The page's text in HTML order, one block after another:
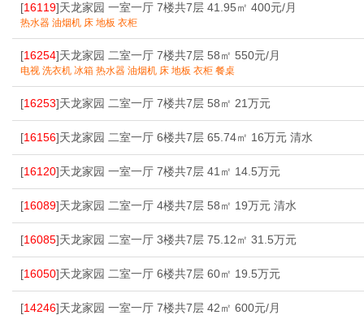
[16119]天龙家园 一室一厅 7楼共7层 41.95㎡ 400元/月
热水器 油烟机 床 地板 衣柜
[16254]天龙家园 二室一厅 7楼共7层 58㎡ 550元/月
电视 洗衣机 冰箱 热水器 油烟机 床 地板 衣柜 餐桌
[16253]天龙家园 二室一厅 7楼共7层 58㎡ 21万元
[16156]天龙家园 二室一厅 6楼共7层 65.74㎡ 16万元 清水
[16120]天龙家园 一室一厅 7楼共7层 41㎡ 14.5万元
[16089]天龙家园 二室一厅 4楼共7层 58㎡ 19万元 清水
[16085]天龙家园 二室一厅 3楼共7层 75.12㎡ 31.5万元
[16050]天龙家园 二室一厅 6楼共7层 60㎡ 19.5万元
[14246]天龙家园 一室一厅 7楼共7层 42㎡ 600元/月